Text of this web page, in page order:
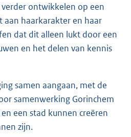
ontwikkelen op een
aan haarkarakter en haar
dat dit alleen lukt door een
en het delen van kennis
samen aangaan, met de
samenwerking Gorinchem
een stad kunnen creëren
zijn.